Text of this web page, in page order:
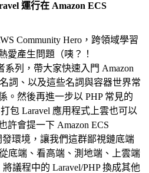
運行在 Amazon ECS
Community Hero，跨領域學習
愛產生問題（咦？！
系列，帶大家快速入門 Amazon
詞、以及這些名詞與容器世界常
。然後再進一步以 PHP 常見的
包 Laravel 應用程式上雲也可以
許會提一下 Amazon ECS
發環境，讓我們這群鄙視鏈底端
底端、看高端、測地端、上雲端
議程中的 Laravel/PHP 換成其他